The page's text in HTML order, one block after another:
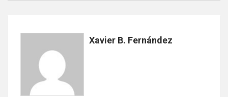
Xavier B. Fernández